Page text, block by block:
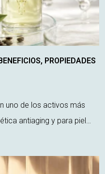
PROPIEDADES
uno de los activos más
antiaging y para piel